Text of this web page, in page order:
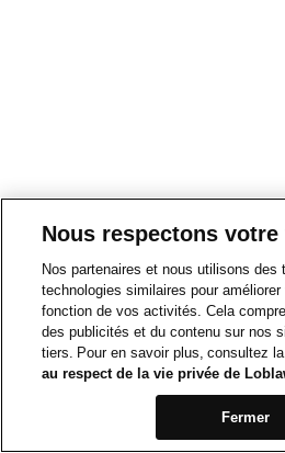
Nous respectons
Nos partenaires et nous utilisons des
technologies similaires pour
fonction de vos activités. Cela
des publicités et du contenu sur nos
tiers. Pour en savoir plus, consultez la
au respect de la vie privée de
Fermer